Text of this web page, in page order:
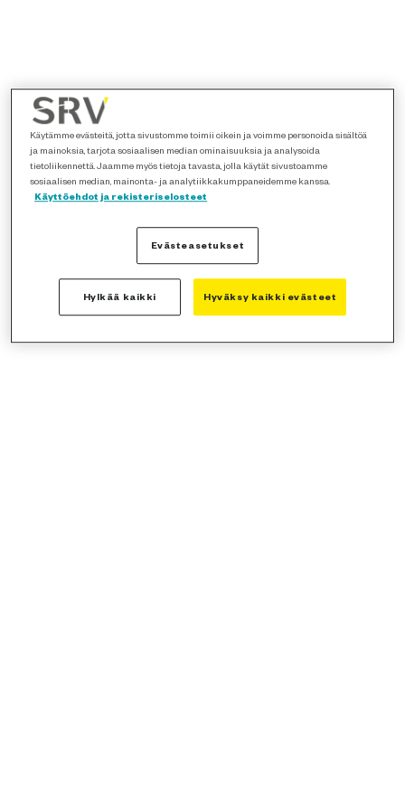
Käytämme evästeitä, jotta sivustomme toimii oikein ja voimme personoida sisältöä
ja mainoksia, tarjota sosiaalisen median ominaisuuksia ja analysoida
tietoliikennettä. Jaamme myös tietoja tavasta, jolla käytät sivustoamme
sosiaalisen median, mainonta- ja analytiikkakumppaneidemme kanssa.
Käyttöehdot ja rekisteriselosteet
Evästeasetukset
Hylkää kaikki Hyväksy kaikki evästeet